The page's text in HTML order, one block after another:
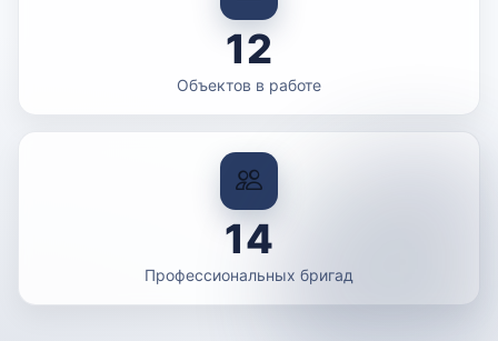
12
Объектов в работе
14
Профессиональных бригад